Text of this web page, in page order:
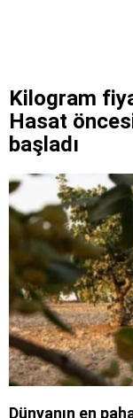
Kilogram
Hasat
başladı
Dünyanın en